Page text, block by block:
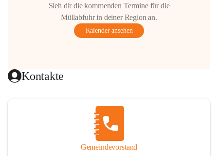
Sieh dir die kommenden Termine für die
Müllabfuhr in deiner Region an.
Kalender ansehen
Kontakte
Gemeindevorstand